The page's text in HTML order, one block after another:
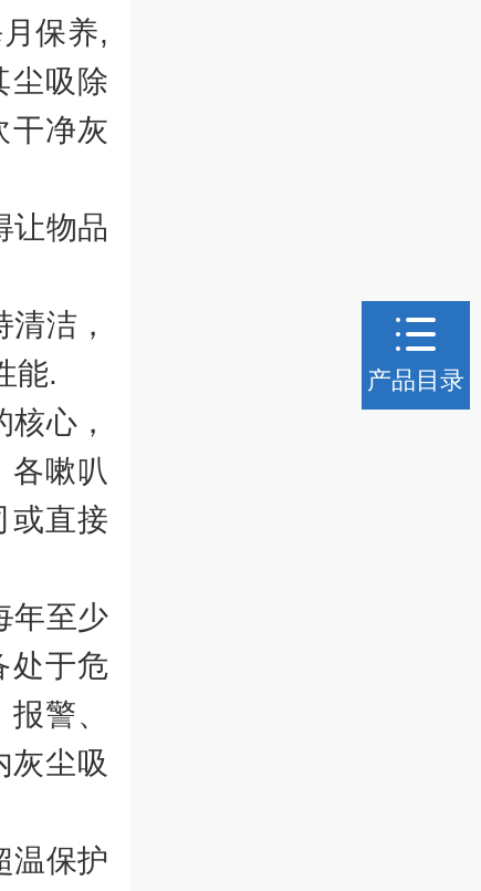
保养,
尘吸除
干净灰
物品
洁，
能.
心，
各嗽叭
或直接
至少
处于危
警、
灰尘吸
保护
产品目录